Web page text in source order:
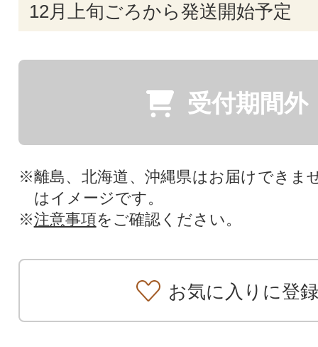
12月上旬ごろから発送開始予定
受付期間外
※離島、北海道、沖縄県はお届けできま
はイメージです。
※注意事項をご確認ください。
お気に入りに登録